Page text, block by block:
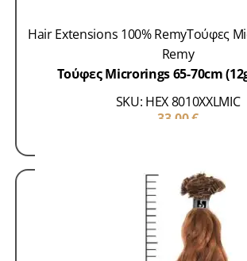
Hair Extensions 100% RemyΤούφες
Remy
Τούφες Microrings 65-70cm
SKU: HEX 8010XXLMIC
33,00€